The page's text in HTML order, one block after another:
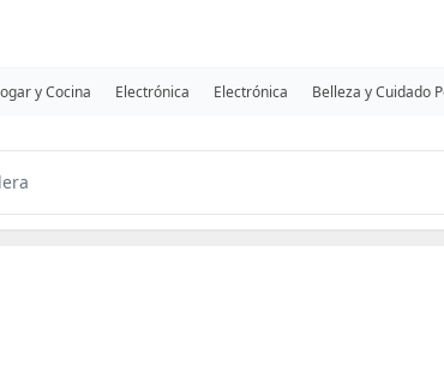
y Cocina Electrónica Electrónica Belleza y Cuidado